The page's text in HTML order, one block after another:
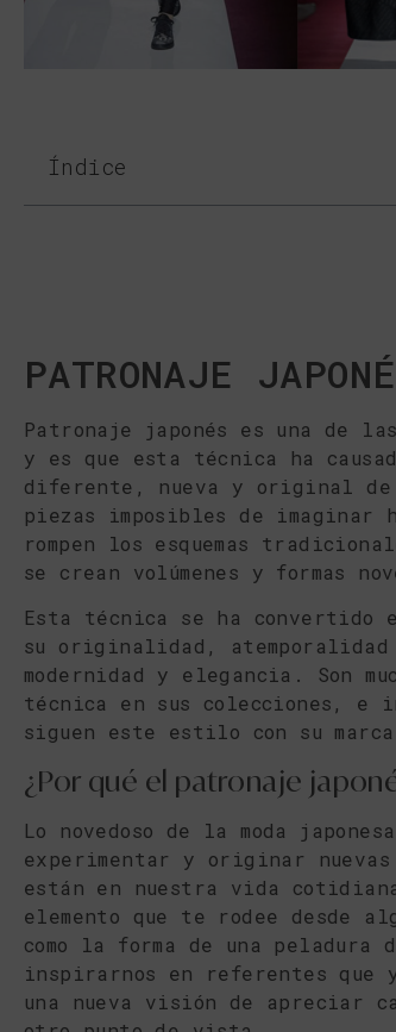
Índice
PATRONAJE
Patronaje japonés es una de
y es que esta técnica ha
diferente, nueva y original de
piezas imposibles de imaginar
rompen los esquemas
se crean volúmenes y formas
Esta técnica se ha convertido
su originalidad,
modernidad y elegancia. Son
técnica en sus colecciones, e
siguen este estilo con su marca
¿Por qué el patronaje
Lo novedoso de la moda
experimentar y originar
están en nuestra vida
elemento que te rodee desde
como la forma de una peladura
inspirarnos en referentes que
una nueva visión de apreciar